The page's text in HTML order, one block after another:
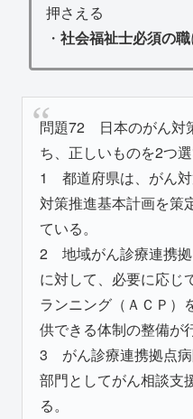
押さえる
・ 社会福祉士必須の職
問題72 日本のがん対
ち、正しいものを2つ選
1 都道府県は、がん
対策推進基本計画を策
ている。
2 地域がん診療連携
に対して、必要に応じ
ランニング（ＡＣＰ）
供できる体制の整備が
3 がん診療連携拠点病
部門としてがん相談支
る。